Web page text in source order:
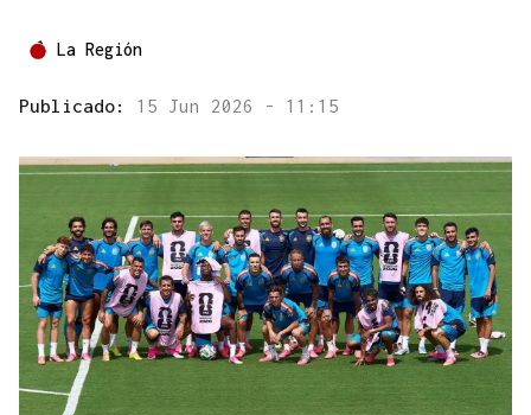
La Región
Publicado: 15 Jun 2026 - 11:15